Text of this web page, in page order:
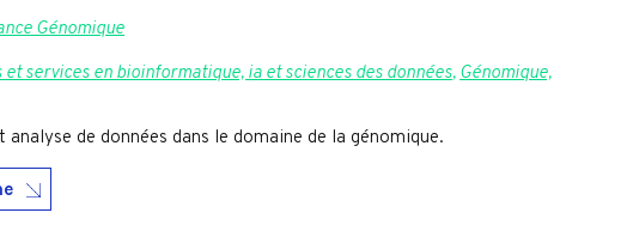
Génomique
et services en bioinformatique, ia et sciences des données,Génomique,
de données dans le domaine de la génomique.